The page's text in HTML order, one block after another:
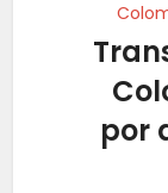
por